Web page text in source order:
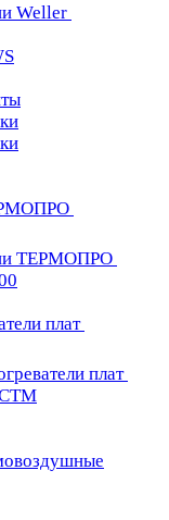
Weller
ТЕРМОПРО
плат
плат